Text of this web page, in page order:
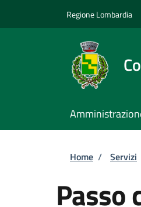
Regione Lombardia
Home / Servizi
Passo